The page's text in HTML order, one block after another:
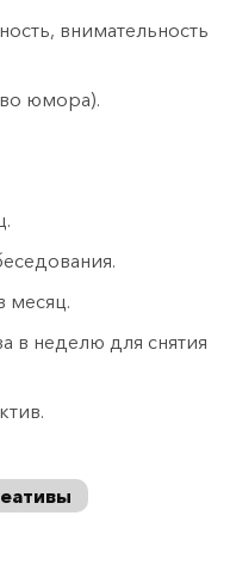
внимательность
юмора).
месяц.
в неделю для снятия